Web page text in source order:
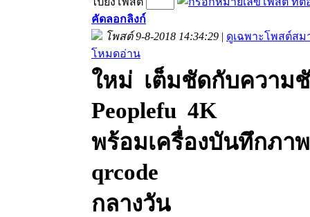
คัดลอกลิงก์
โพสต์ 9-8-2018 14:34:29 | ดูเฉพาะโพสต์ส
โหมดอ่าน
ใหม่ เต็มชัดกับความ
Peoplefu 4K
พร้อมเครื่องบันทึกภา
qrcode
กลางวัน